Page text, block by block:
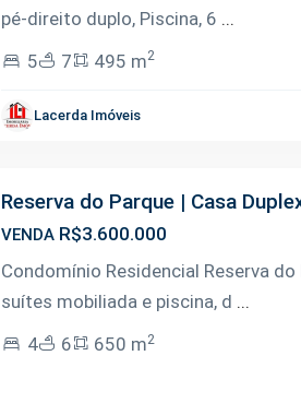
pé-direito duplo, Piscina, 6 ...
5
7 495 m2
Lacerda Imóveis
Reserva do Parque | Casa
VENDA R$3.600.000
Condomínio Residencial Reserva
suítes mobiliada e piscina, d ...
4
6 650 m2